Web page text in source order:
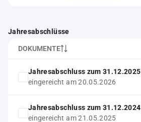
Jahresabschlüsse
DOKUMENTE
Jahresabschluss zum 31.12.2025
eingereicht am 20.05.2026
Jahresabschluss zum 31.12.2024
eingereicht am 21.05.2025